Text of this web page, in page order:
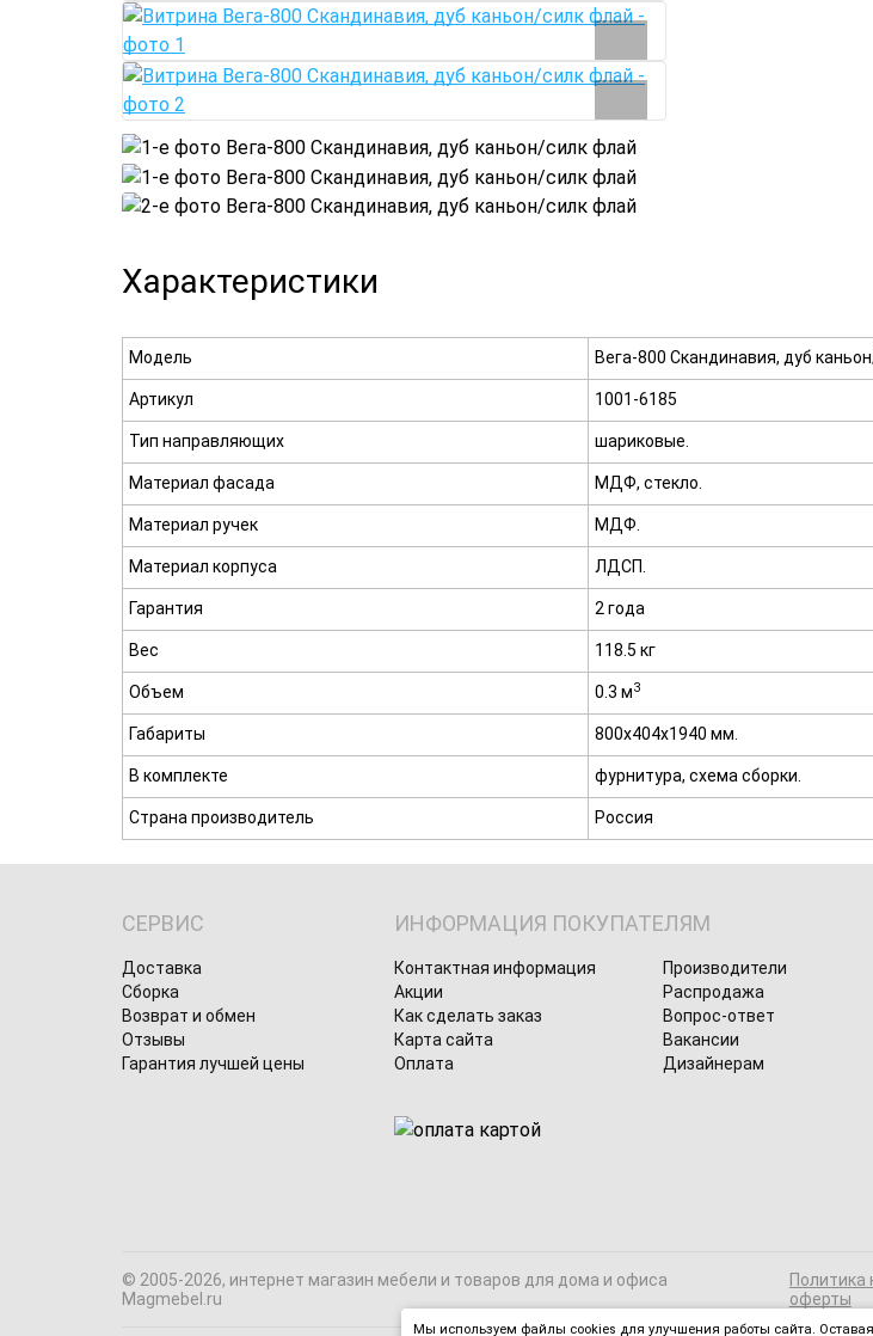
Характеристики
Модель Вега-800 Скандинавия, дуб
Артикул 1001-6185
Тип направляющих шариковые.
Материал фасада МДФ, стекло.
Материал ручек МДФ.
Материал корпуса ЛДСП.
Гарантия 2 года
Вес 118.5 кг
Объем 0.3 м3
Габариты 800х404х1940 мм.
В комплекте фурнитура, схема сборки.
Страна производитель Россия
СЕРВИС
Доставка
Сборка
Возврат и обмен
Отзывы
Гарантия лучшей цены
ИНФОРМАЦИЯ ПОКУПАТЕЛЯМ
Контактная информация
Производители
Акции
Распродажа
Как сделать заказ
Вопрос-ответ
Карта сайта
Вакансии
Оплата
Дизайнерам
© 2005-2026, интернет магазин мебели и товаров для дома и офиса
Magmebel.ru
оферты
Мы используем файлы cookies для улучшения работы сайта.